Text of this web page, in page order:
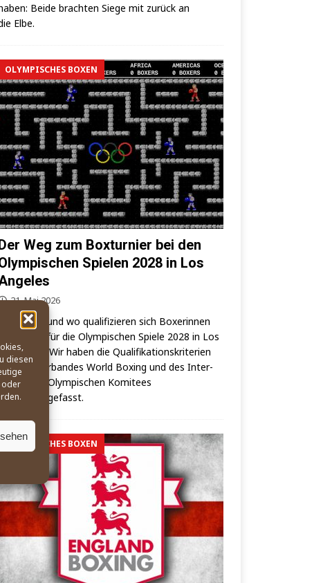
diesen
oder
Bei­de brach­ten Sie­ge mit zurück an
Elbe.
OLYMPISCHES BOXEN
Weg zum Boxturnier bei den
Spielen 2028 in Los
21. Mai 2026
Wie, wann und wo qua­li­fi­zie­ren sich Boxe­rin­nen
und Boxer für die Olym­pi­schen Spie­le 2028 in Los
– Wir haben die Qua­li­fi­ka­ti­ons­kri­te­ri­en
Welt­ver­ban­des World Boxing und des Inter­
Olym­pi­schen Komi­tees
OLYMPISCHES BOXEN